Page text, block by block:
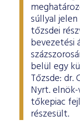
súllyal
tőzsdei
bevezetési
belül egy
Tőzsde: dr.
Nyrt. elnök-
tőkepiac
részesült.